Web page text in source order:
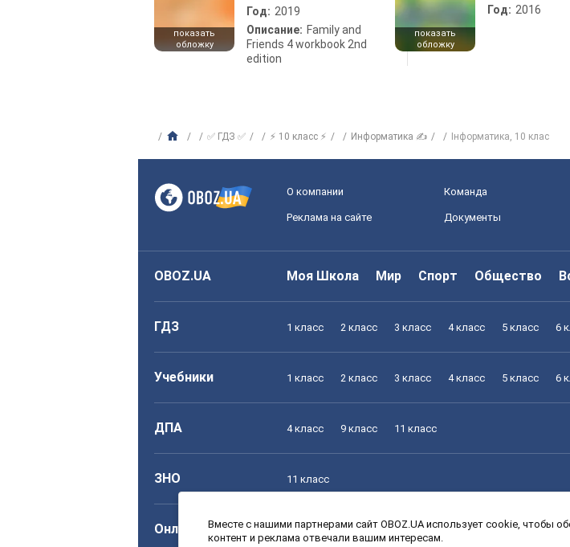
показать
обложку
Год: 2019
Описание: Family and
Friends 4 workbook 2nd
edition
показать
обложку
Год: 2016
✅ ГДЗ ✅ ⚡ 10 класс ⚡ Информатика ✍ Iнформатика, 10 клас
О компании Команда
Реклама на сайте Документы
OBOZ.UA Моя Школа Мир Спорт Общество
ГДЗ 1 класс 2 класс 3 класс 4 класс 5 класс 6
Учебники 1 класс 2 класс 3 класс 4 класс 5 класс 6
ДПА 4 класс 9 класс 11 класс
ЗНО 11 класс
Онлайн уроки 1 класс 2 класс 3 класс 4 класс 5 класс 6
Вместе с нашими партнерами сайт OBOZ.UA использует cookie, чтобы
контент и реклама отвечали вашим интересам.